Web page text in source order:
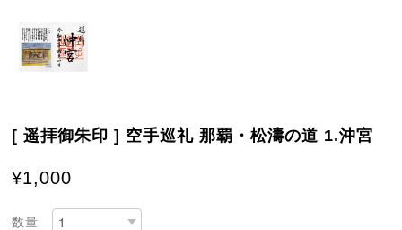
[ 遥拝御朱印 ] 空手巡礼 那覇・松濤の道 1.沖宮
¥1,000
数量